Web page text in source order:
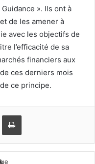
». Ils ont à
de les amener à
avec les objectifs de
l’efficacité de sa
financiers aux
ces derniers mois
ce principe.
par mail Imprimez